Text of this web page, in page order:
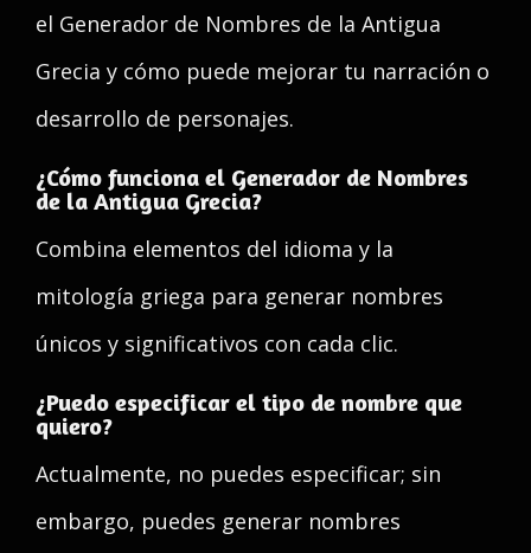
el Generador de Nombres de la Antigua
Grecia y cómo puede mejorar tu narración o
desarrollo de personajes.
¿Cómo funciona el Generador de Nombres
de la Antigua Grecia?
Combina elementos del idioma y la
mitología griega para generar nombres
únicos y significativos con cada clic.
¿Puedo especificar el tipo de nombre que
quiero?
Actualmente, no puedes especificar; sin
embargo, puedes generar nombres